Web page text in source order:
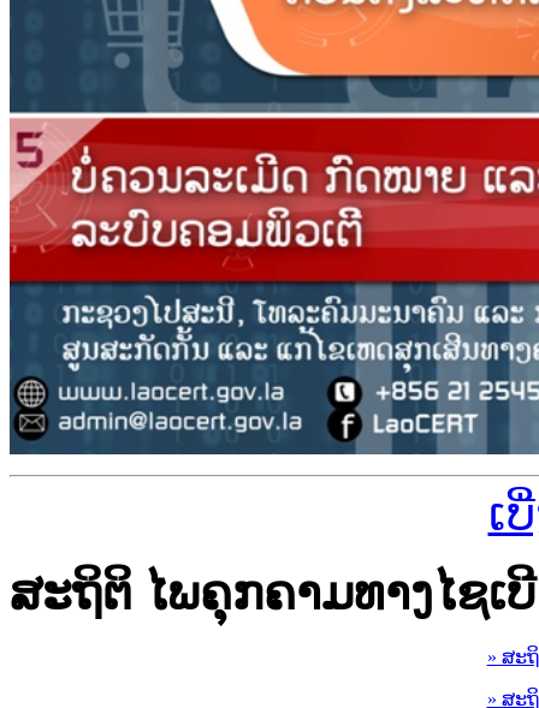
ເ
ສະຖິຕິ ໄພຄຸກຄາມທາງໄຊເບີ
» ສະ
» ສະ